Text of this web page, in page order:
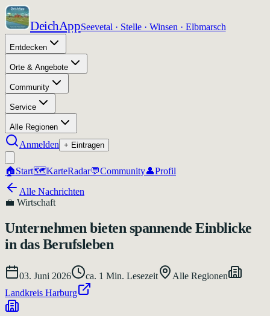
DeichAppSeevetal · Stelle · Winsen · Elbmarsch
Entdecken
Orte & Angebote
Community
Service
Alle Regionen
Anmelden + Eintragen
🏠Start🗺️KarteRadar💬Community👤Profil
Alle Nachrichten
💼 Wirtschaft
Unternehmen bieten spannende Einblicke
in das Berufsleben
03. Juni 2026 ca. 1 Min. Lesezeit
Alle Regionen
Landkreis Harburg